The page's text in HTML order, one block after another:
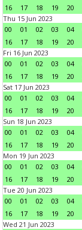
16
17 18 19 20
Thu 15 Jun 2023
00
01 02 03 04
16
17 18 19 20
Fri 16 Jun 2023
00
01 02 03 04
16
17 18 19 20
Sat 17 Jun 2023
00
01 02 03 04
16
17 18 19 20
Sun 18 Jun 2023
00
01 02 03 04
16
17 18 19 20
Mon 19 Jun 2023
00
01 02 03 04
16
17 18 19 20
Tue 20 Jun 2023
00
01 02 03 04
16
17 18 19 20
Wed 21 Jun 2023